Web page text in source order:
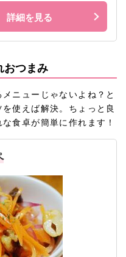
詳細を見る
おつまみ
ニューじゃないよね？と
使えば解決。ちょっと良
食卓が簡単に作れます！